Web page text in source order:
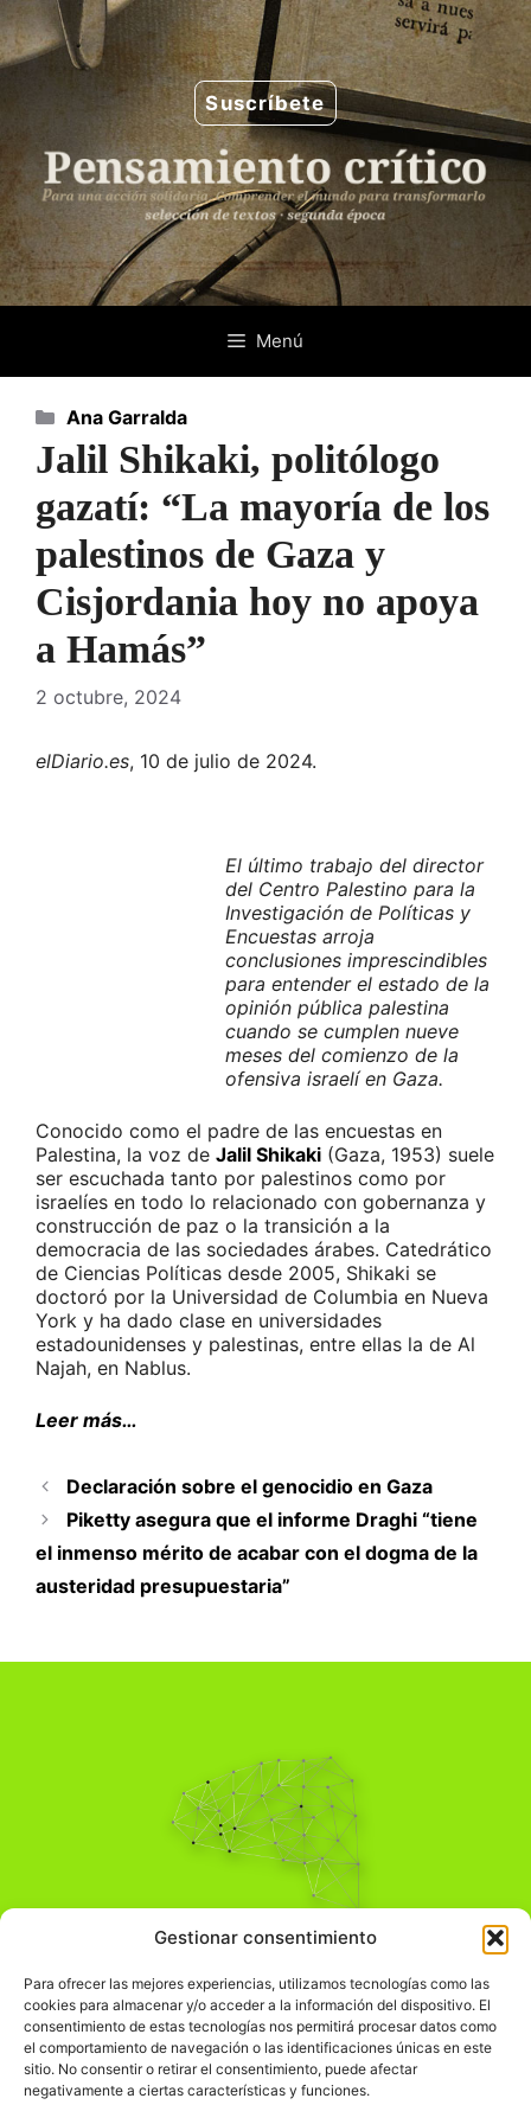
Gestionar consentimiento
Para ofrecer las mejores experiencias, utilizamos tecnologías como las
cookies para almacenar y/o acceder a la información del dispositivo. El
consentimiento de estas tecnologías nos permitirá procesar datos como
el comportamiento de navegación o las identificaciones únicas en este
sitio. No consentir o retirar el consentimiento, puede afectar
negativamente a ciertas características y funciones.
Saltar
al
contenido
Suscríbete
Menú
Jalil Shikaki, politólogo
gazatí: “La mayoría de los
palestinos de Gaza y
Cisjordania hoy no apoya
a Hamás”
2 octubre, 2024
elDiario.es, 10 de julio de 2024.
El último trabajo del director
del Centro Palestino para la
Investigación de Políticas y
Encuestas arroja
conclusiones imprescindibles
para entender el estado de la
opinión pública palestina
cuando se cumplen nueve
meses del comienzo de la
ofensiva israelí en Gaza.
Conocido como el padre de las encuestas en
Palestina, la voz de Jalil Shikaki (Gaza, 1953) suele
ser escuchada tanto por palestinos como por
israelíes en todo lo relacionado con gobernanza y
construcción de paz o la transición a la
democracia de las sociedades árabes. Catedrático
de Ciencias Políticas desde 2005, Shikaki se
doctoró por la Universidad de Columbia en Nueva
York y ha dado clase en universidades
estadounidenses y palestinas, entre ellas la de Al
Najah, en Nablus.
Leer más…
Categorías
Ana Garralda
Declaración sobre el genocidio en Gaza
Piketty asegura que el informe Draghi “tiene
el inmenso mérito de acabar con el dogma de la
austeridad presupuestaria”
Pensamiento Crítico
Comprender el mundo para transformarlo.
Información Legal